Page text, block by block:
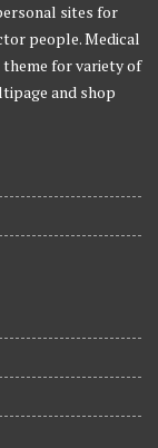
sites for
people. Medical
theme for variety of
and shop